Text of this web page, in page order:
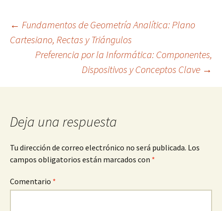
Navegación
entradas
← Fundamentos de Geometría Analítica: Plano
Cartesiano, Rectas y Triángulos
Preferencia por la Informática: Componentes,
Dispositivos y Conceptos Clave →
Deja una respuesta
Tu dirección de correo electrónico no será publicada. Los
campos obligatorios están marcados con *
Comentario *